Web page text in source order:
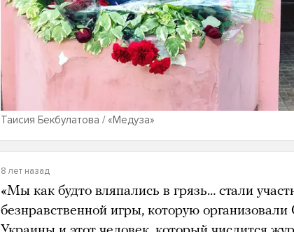
Таисия Бекбулатова / «Медуза»
8 лет назад
«Мы как будто вляпались в грязь… стали
безнравственной игры, которую